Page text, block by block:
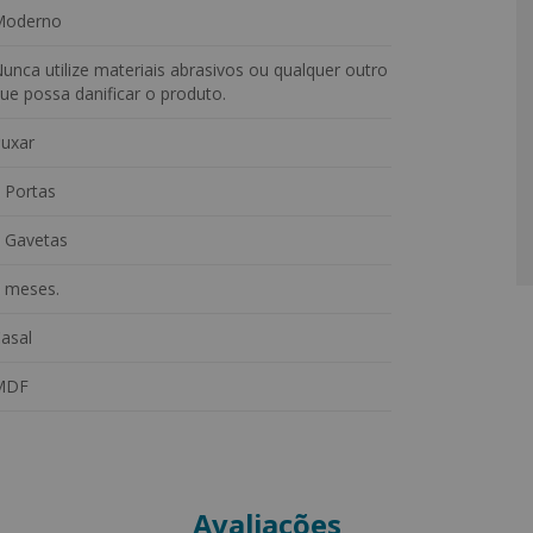
funcional e elegante, é ideal para quem busca um
utilize materiais abrasivos ou qualquer outro
possa danificar o produto.
Portas
Gavetas
meses.
Avaliações